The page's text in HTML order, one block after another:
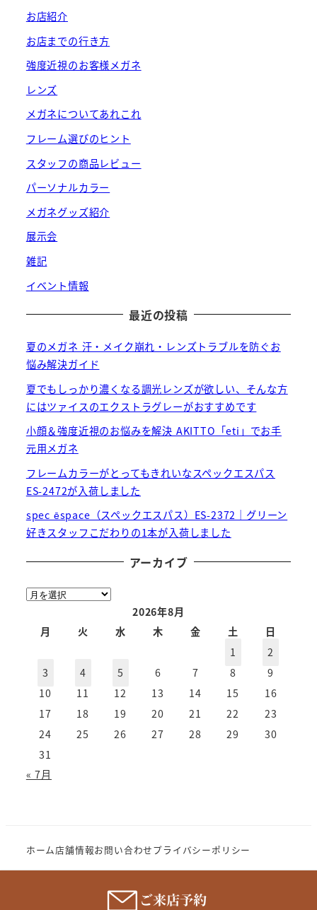
お店紹介
お店までの行き方
強度近視のお客様メガネ
レンズ
メガネについてあれこれ
フレーム選びのヒント
スタッフの商品レビュー
パーソナルカラー
メガネグッズ紹介
展示会
雑記
イベント情報
最近の投稿
夏のメガネ 汗・メイク崩れ・レンズトラブルを防ぐお
悩み解決ガイド
夏でもしっかり濃くなる調光レンズが欲しい、そんな方
にはツァイスのエクストラグレーがおすすめです
小顔＆強度近視のお悩みを解決 AKITTO「eti」でお手
元用メガネ
フレームカラーがとってもきれいなスペックエスパス
ES-2472が入荷しました
spec ēspace（スペックエスパス）ES-2372｜グリーン
好きスタッフこだわりの1本が入荷しました
アーカイブ
ア
2026年8月
月
火 水 木 金 土
日
1
2
3
4 5 6 7 8
9
10
11 12 13 14 15
16
17
18 19 20 21 22
23
24
25 26 27 28 29
30
31
« 7月
ホーム店舗情報お問い合わせプライバシーポリシー
Copyright (c) 2023 MeganenoImahori.All rights